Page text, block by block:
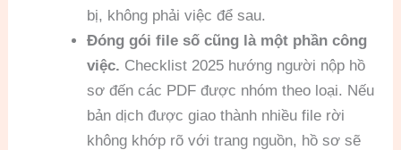
bị, không phải việc để sau.
Đóng gói file số cũng là một phần công
việc. Checklist 2025 hướng người nộp hồ
sơ đến các PDF được nhóm theo loại. Nếu
bản dịch được giao thành nhiều file rời
không khớp rõ với trang nguồn, hồ sơ sẽ